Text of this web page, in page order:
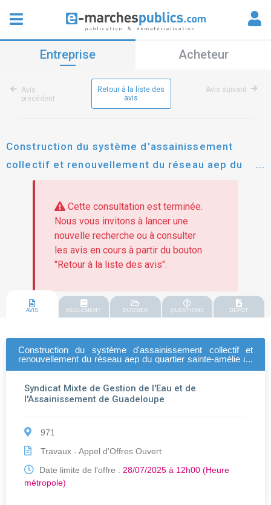
Entreprise Acheteur
Avis
précédent
Retour à la liste des
avis
Avis suivant
Construction du système d'assainissement
collectif et renouvellement du réseau aep du
quartier sainte-amélie au centre bourg de la ville
de petit-canal - relance lot 01 2024pn001
Cette consultation est terminée.
Nous vous invitons à lancer une
nouvelle recherche ou à consulter
les avis en cours à partir du bouton
"Retour à la liste des avis".
AVIS REGLEMENT DOSSIER QUESTIONS DEPOT
Construction du système d'assainissement collectif et
renouvellement du réseau aep du quartier sainte-amélie au
Syndicat Mixte de Gestion de l'Eau et de
l'Assainissement de Guadeloupe
971
Travaux - Appel d'Offres Ouvert
Date limite de l'offre : 28/07/2025 à 12h00 (Heure
métropole)